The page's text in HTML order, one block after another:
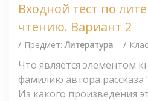
Входной тест по
чтению. Вариант 2
/ Предмет:Литература /
Что является элементом
фамилию автора
Из какого произведения